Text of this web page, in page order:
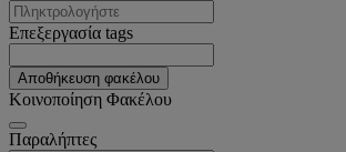
Επεξεργασία tags
Αποθήκευση φακέλου
Κοινοποίηση Φακέλου
Παραλήπτες